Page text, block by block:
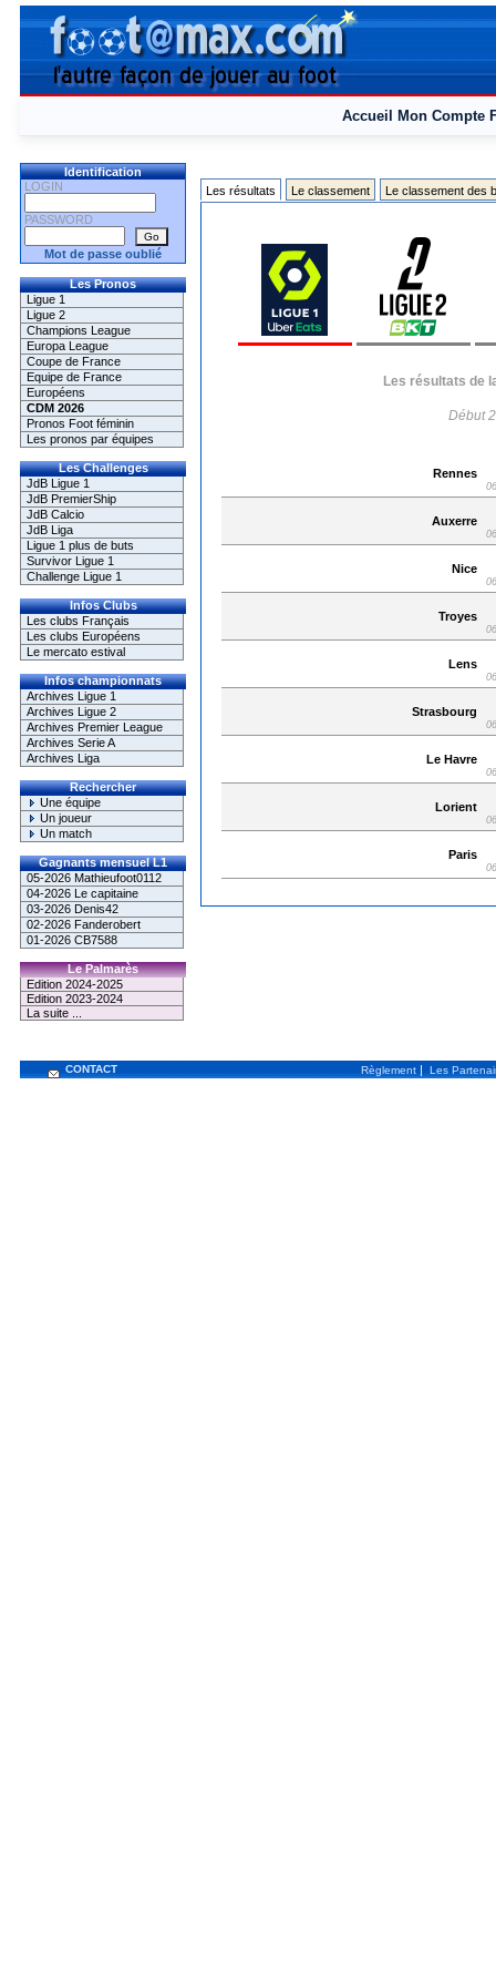
Accueil Mon Compte
Identification
LOGIN
PASSWORD
Mot de passe oublié
Les Pronos
Ligue 1
Ligue 2
Champions League
Europa League
Coupe de France
Equipe de France
Européens
CDM 2026
Pronos Foot féminin
Les pronos par équipes
Les Challenges
JdB Ligue 1
JdB PremierShip
JdB Calcio
JdB Liga
Ligue 1 plus de buts
Survivor Ligue 1
Challenge Ligue 1
Infos Clubs
Les clubs Français
Les clubs Européens
Le mercato estival
Infos championnats
Archives Ligue 1
Archives Ligue 2
Archives Premier League
Archives Serie A
Archives Liga
Rechercher
Une équipe
Un joueur
Un match
Gagnants mensuel L1
05-2026 Mathieufoot0112
04-2026 Le capitaine
03-2026 Denis42
02-2026 Fanderobert
01-2026 CB7588
Le Palmarès
Edition 2024-2025
Edition 2023-2024
La suite ...
Les résultats Le classement Le classement des
Les résultats de
Début
Rennes
Auxerre
Nice
Troyes
Lens
Strasbourg
Le Havre
Lorient
Paris
CONTACT Règlement | Les